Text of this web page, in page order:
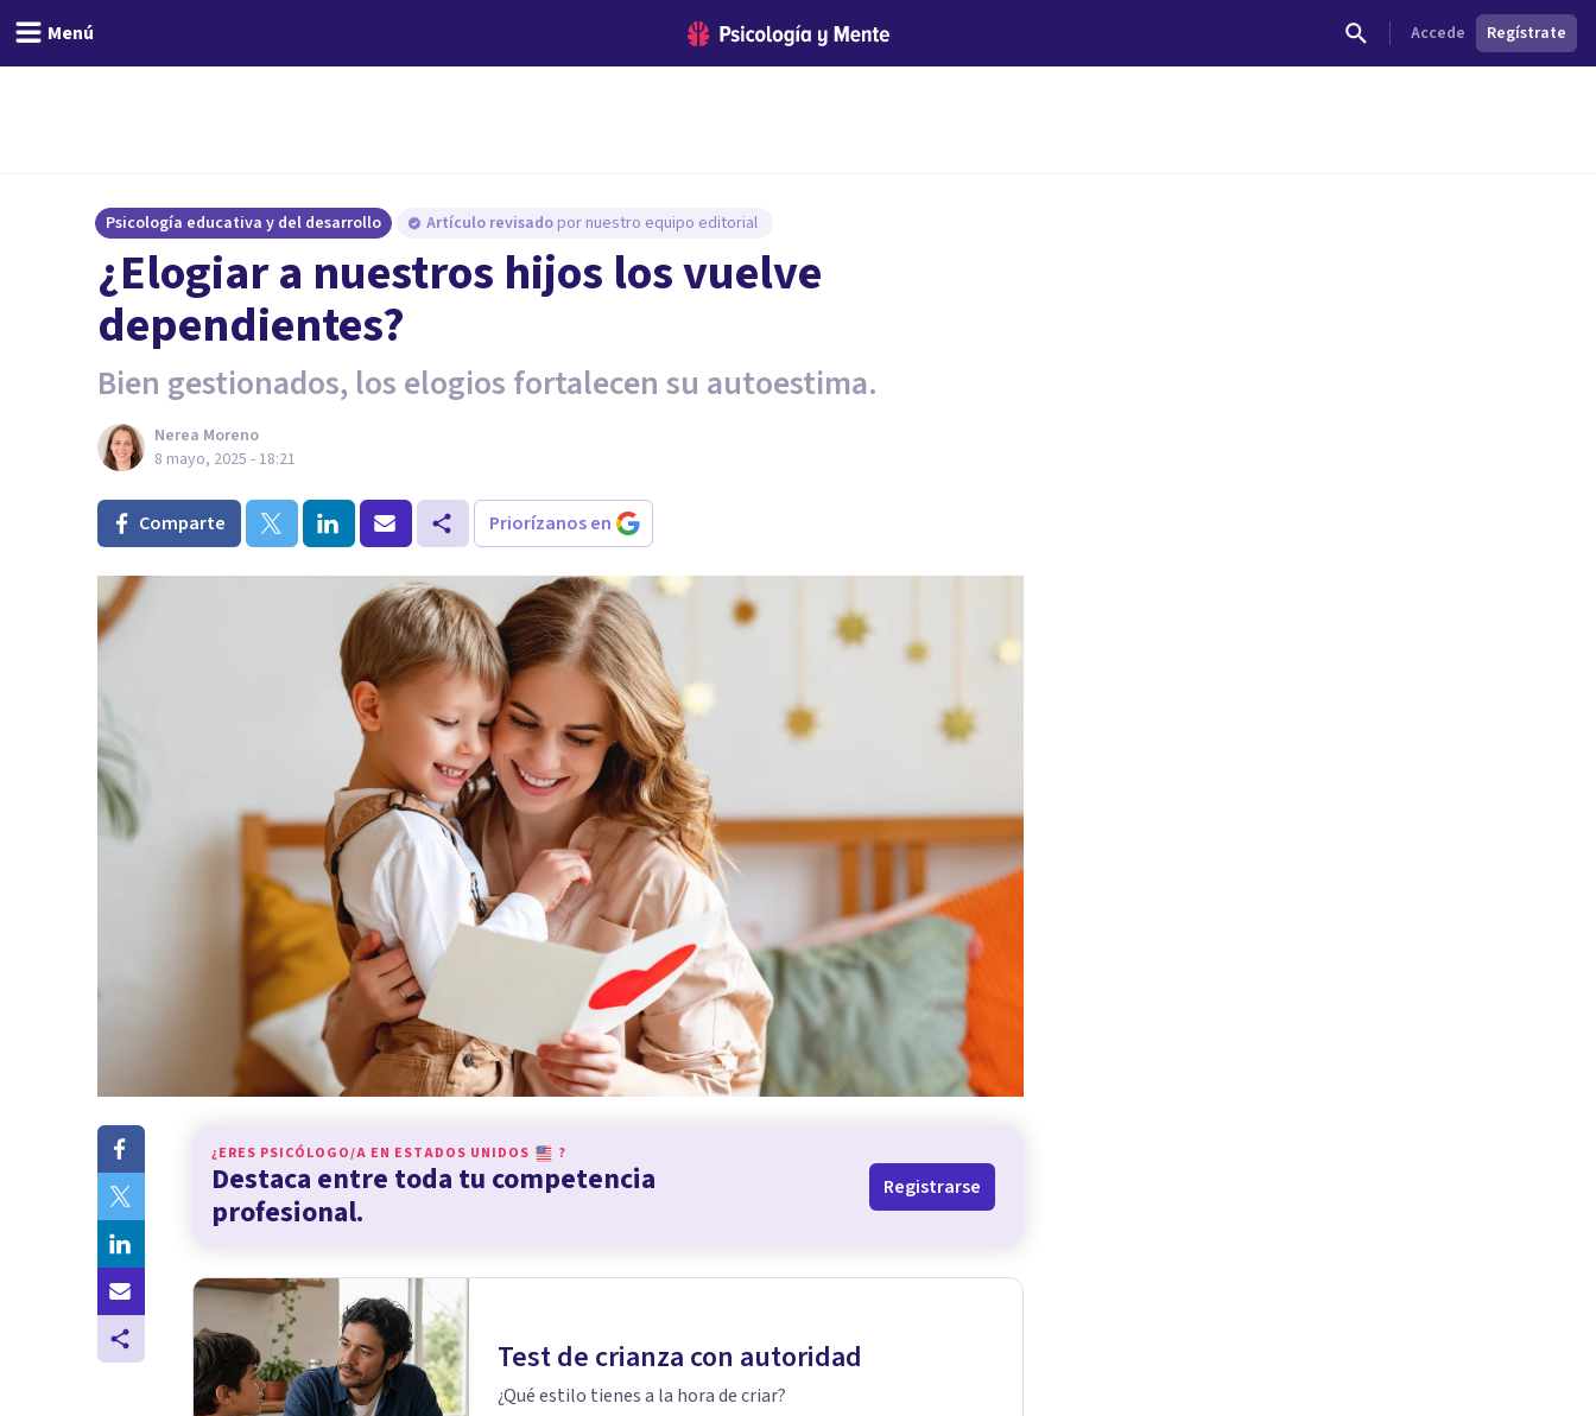
Menú Accede Regístrate
Psicología educativa y del desarrollo Artículo revisado por nuestro equipo editorial
¿Elogiar a nuestros hijos los vuelve
dependientes?
Bien gestionados, los elogios fortalecen su autoestima.
Nerea Moreno
8 mayo, 2025 - 18:21
Comparte Priorízanos en
¿ERES PSICÓLOGO/A EN ESTADOS UNIDOS ?
Destaca entre toda tu competencia
profesional.
Registrarse
Test de crianza con autoridad
¿Qué estilo tienes a la hora de criar?